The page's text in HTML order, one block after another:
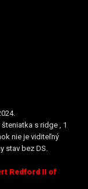
s ridge , 1
nie je viditeľný
stav bez DS.
Redford II of